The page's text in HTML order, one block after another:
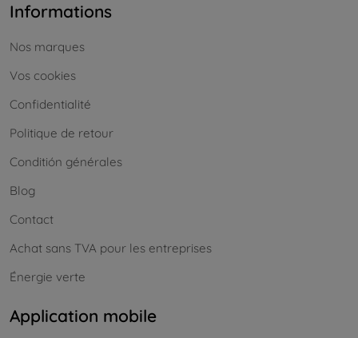
Informations
Nos marques
Vos cookies
Confidentialité
Politique de retour
Conditión générales
Blog
Contact
Achat sans TVA pour les entreprises
Énergie verte
Application mobile